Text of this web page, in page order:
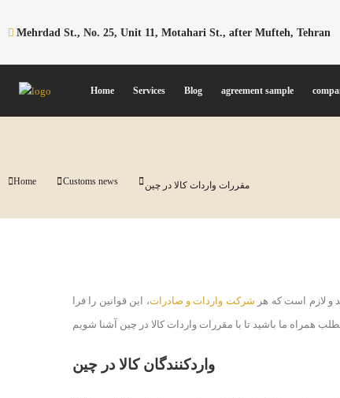
Mehrdad St., No. 25, Unit 11, Motahari St., after Mufteh, Tehran
Home Services Blog agreement sample
You are here:
Home Customs news مقررات واردات کالا در چین
و لازم است که هر شرکت واردات و صادرات، این قوانین را فرا
واردکنندگان کالا در چین